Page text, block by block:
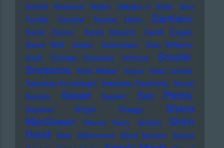
Kunkel
Russland Rutles Sababa 5 Sade
Sam
Fender
Sandow Sandra Hüller Santiano
Sarah Connor Sarah Davachi
Sarah Engels
Sarah Wild
Sasha Saturndaze
Saul Williams
Sault
Schnipo Schranke Schürze Scooter
Scorpions Scott Walker Scycs Sean Combs
Sebastian Krumbiegel Sebastian Studnitzky Secret
Secrets
Seeed Sepalot Sex Pistols
Seymour Wright Shaggy
Shane
MacGowan
Shania Twain Shellac
Shirin
David
Sido Silbermond Silent Servant Simina